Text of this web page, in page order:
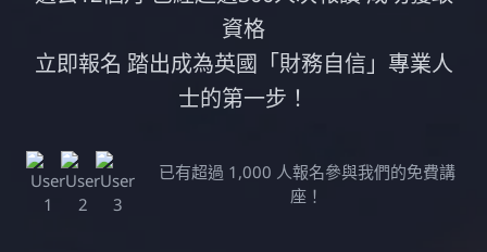
資格
立即報名 踏出成為英國「財務自信」專業人
士的第一步！
已有超過 1,000 人報名參與我們的免費講
座！